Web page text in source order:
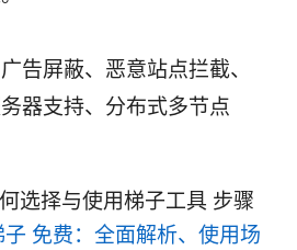
告屏蔽、恶意站点拦截、
器支持、分布式多节点
选择与使用梯子工具 步骤
免费：全面解析、使用场